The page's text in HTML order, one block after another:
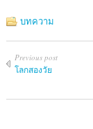
บทความ
Previous post
โลกสองวัย